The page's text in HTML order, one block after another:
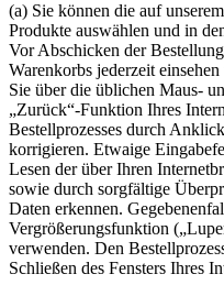
(a) Sie können die auf
Produkte auswählen und in
Vor Abschicken der
Warenkorbs jederzeit
Sie über die üblichen Maus-
„Zurück“-Funktion Ihres
Bestellprozesses durch
korrigieren. Etwaige
Lesen der über Ihren
sowie durch sorgfältige
Daten erkennen.
Vergrößerungsfunktion
verwenden. Den
Schließen des Fensters Ihres